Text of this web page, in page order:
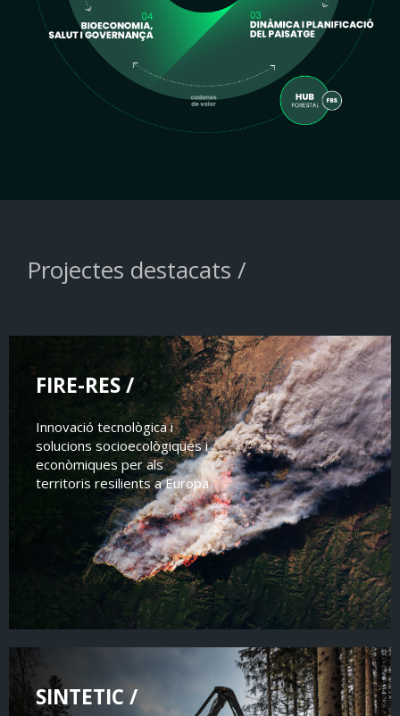
Projectes destacats /
FIRE-RES /
Innovació tecnològica i
solucions socioecològiques i
econòmiques per als
territoris resilients a Europa
SINTETIC /